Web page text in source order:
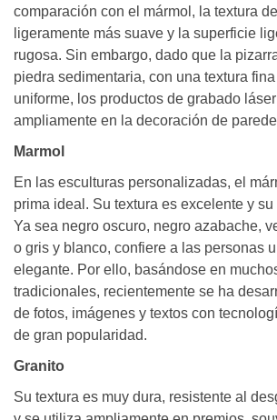
comparación con el mármol, la textura
ligeramente más suave y la superficie
rugosa. Sin embargo, dado que la
piedra sedimentaria, con una textura
uniforme, los productos de grabado
ampliamente en la decoración de
Marmol
En las esculturas personalizadas, el
prima ideal. Su textura es excelente y su
Ya sea negro oscuro, negro azabache,
o gris y blanco, confiere a las personas
elegante. Por ello, basándose en
tradicionales, recientemente se ha
de fotos, imágenes y textos con
de gran popularidad.
Granito
Su textura es muy dura, resistente al